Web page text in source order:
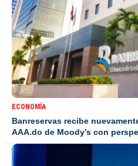
ECONOMÍA
Banreservas recibe
AAA.do de Moody’s con